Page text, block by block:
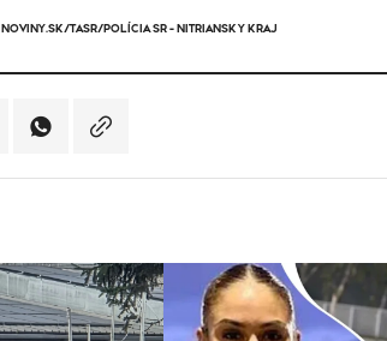
NOVINY.SK/TASR/POLÍCIA SR - NITRIANSKY KRAJ